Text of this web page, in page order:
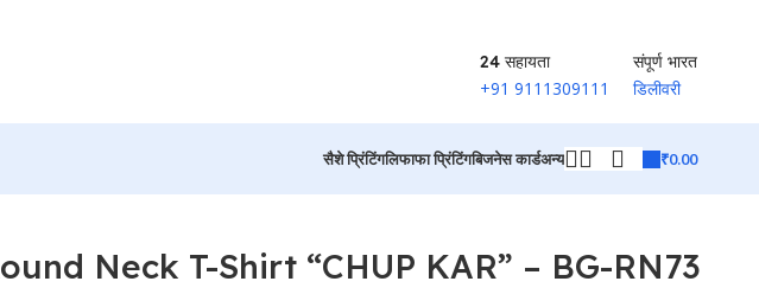
24 सहायता
+91 9111309111
संपूर्ण भारत
डिलीवरी
सैशे प्रिंटिंगलिफाफा प्रिंटिंगबिजनेस कार्डअन्य ₹0.00
Neck T-Shirt “CHUP KAR” – BG-RN73